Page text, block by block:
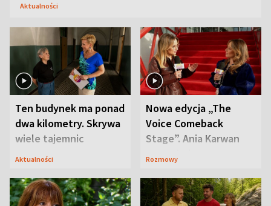
Aktualności
Ten budynek ma ponad
dwa kilometry. Skrywa
wiele tajemnic
Aktualności
Nowa edycja „The
Voice Comeback
Stage”. Ania Karwan
zapowiada
Rozmowy